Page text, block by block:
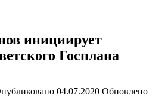
инициирует
Госплана
04.07.2020 Обновлено